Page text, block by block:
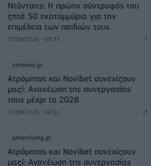
Ντόντσιτς: Η πρώην σύντροφός του
ζητά 50 εκατομμύρια για την
επιμέλεια των παιδιών τους
07/08/2026 - 09:33
csrnews.gr
Ατρόμητος και Novibet συνεχίζουν
μαζί: Ανανέωση της συνεργασίας
τους μέχρι το 2028
07/08/2026 - 08:52
advertising.gr
Ατρόμητος και Novibet συνεχίζουν
μαζί: Ανανέωση της συνεργασίας